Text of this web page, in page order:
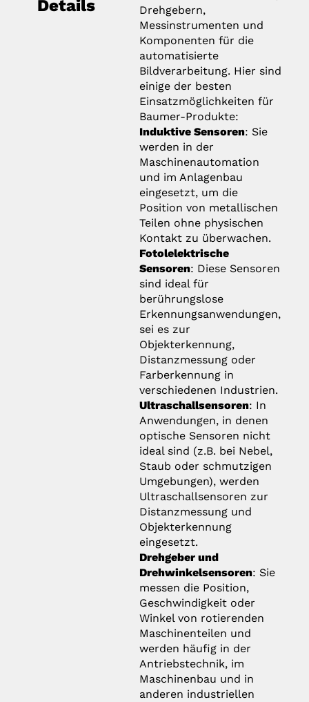
Details
Drehgebern,
Messinstrumenten und
Komponenten für die
automatisierte
Bildverarbeitung. Hier sind
einige der besten
Einsatzmöglichkeiten für
Baumer-Produkte:
Induktive Sensoren: Sie
werden in der
Maschinenautomation
und im Anlagenbau
eingesetzt, um die
Position von metallischen
Teilen ohne physischen
Kontakt zu überwachen.
Fotolelektrische
Sensoren: Diese Sensoren
sind ideal für
berührungslose
Erkennungsanwendungen,
sei es zur
Objekterkennung,
Distanzmessung oder
Farberkennung in
verschiedenen Industrien.
Ultraschallsensoren: In
Anwendungen, in denen
optische Sensoren nicht
ideal sind (z.B. bei Nebel,
Staub oder schmutzigen
Umgebungen), werden
Ultraschallsensoren zur
Distanzmessung und
Objekterkennung
eingesetzt.
Drehgeber und
Drehwinkelsensoren: Sie
messen die Position,
Geschwindigkeit oder
Winkel von rotierenden
Maschinenteilen und
werden häufig in der
Antriebstechnik, im
Maschinenbau und in
anderen industriellen